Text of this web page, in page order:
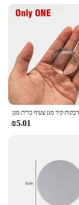
Umbra Trigg
the test of time.
it can
choice for both
lightweight
maintain,
your decor
seasoned
planter vase is
the test of time
₪5.01